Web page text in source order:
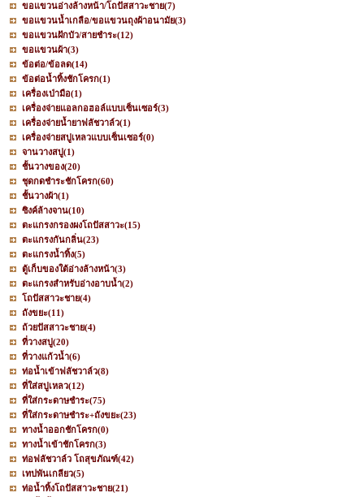
ขอแขวนอ่างล้างหน้า/โถปัสสาวะชาย(7)
ขอแขวนน้ำเกลือ/ขอแขวนถุงผ้าอนามัย(3)
ขอแขวนฝักบัว/สายชำระ(12)
ขอแขวนผ้า(3)
ข้อต่อ/ข้อลด(14)
ข้อต่อน้ำทิ้งชักโครก(1)
เครื่องเป่ามือ(1)
เครื่องจ่ายแอลกอฮอล์แบบเซ็นเซอร์(3)
เครื่องจ่ายน้ำยาฟลัชวาล์ว(1)
เครื่องจ่ายสบู่เหลวแบบเซ็นเซอร์(0)
จานวางสบู่(1)
ชั้นวางของ(20)
ชุดกดชำระชักโครก(60)
ชั้นวางผ้า(1)
ซิงค์ล้างจาน(10)
ตะแกรงกรองผงโถปัสสาวะ(15)
ตะแกรงกันกลิ่น(23)
ตะแกรงน้ำทิ้ง(5)
ตู้เก็บของใต้อ่างล้างหน้า(3)
ตะแกรงสำหรับอ่างอาบน้ำ(2)
โถปัสสาวะชาย(4)
ถังขยะ(11)
ถ้วยปัสสาวะชาย(4)
ที่วางสบู่(20)
ที่วางแก้วน้ำ(6)
ท่อน้ำเข้าฟลัชวาล์ว(8)
ที่ใส่สบู่เหลว(12)
ที่ใส่กระดาษชำระ(75)
ที่ใส่กระดาษชำระ+ถังขยะ(23)
ทางน้ำออกชักโครก(0)
ทางน้ำเข้าชักโครก(3)
ท่อฟลัชวาล์ว โถสุขภัณฑ์(42)
เทปพันเกลียว(5)
ท่อน้ำทิ้งโถปัสสาวะชาย(21)